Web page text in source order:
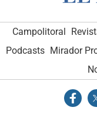
Campolitoral
Podcasts Mirador